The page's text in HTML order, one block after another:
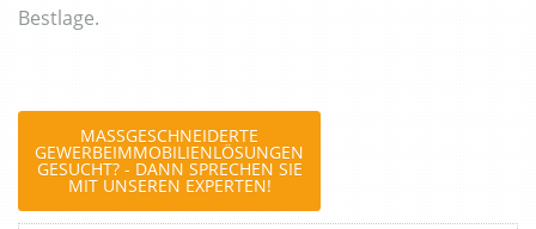
Bestlage.
MASSGESCHNEIDERTE G
EWERBEIMMOBILIENLÖSUNGEN G
ESUCHT? - DANN SPRECHEN SIE M
IT UNSEREN EXPERTEN!